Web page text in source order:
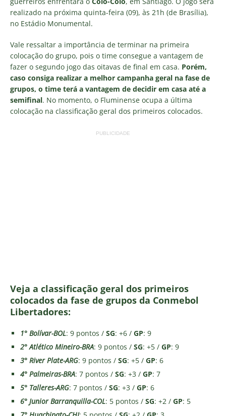
realizado na próxima quinta-feira (09), às 21h (de Brasília),
no Estádio Monumental.
Vale ressaltar a importância de terminar na primeira
colocação do grupo, pois o time consegue a vantagem de
fazer o segundo jogo das oitavas de final em casa. Porém,
caso consiga realizar a melhor campanha geral na fase de
grupos, o time terá a vantagem de decidir em casa até a
semifinal. No momento, o Fluminense ocupa a última
colocação na classificação geral dos primeiros colocados.
PUBLICIDADE
Veja a classificação geral dos primeiros
colocados da fase de grupos da Conmebol
Libertadores:
1° Bolívar-BOL: 9 pontos / SG: +6 / GP: 9
2° Atlético Mineiro-BRA: 9 pontos / SG: +5 / GP: 9
3° River Plate-ARG: 9 pontos / SG: +5 / GP: 6
4° Palmeiras-BRA: 7 pontos / SG: +3 / GP: 7
5° Talleres-ARG: 7 pontos / SG: +3 / GP: 6
6° Junior Barranquilla-COL: 5 pontos / SG: +2 / GP: 5